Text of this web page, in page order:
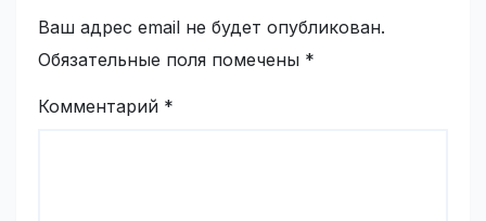
Ваш адрес email не будет опубликован.
Обязательные поля помечены *
Комментарий *